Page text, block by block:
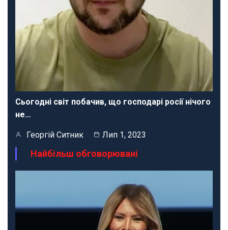
Сьогодні світ побачив, що господарі росії нічого
не…
Георгій Ситник Лип 1, 2023
Найбільш обговорювані